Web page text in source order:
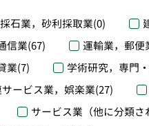
石業，砂利採取業(0)
信業(67) 運輸業，郵便
業(7) 学術研究，専門
ービス業，娯楽業(27)
サービス業（他に分類さ